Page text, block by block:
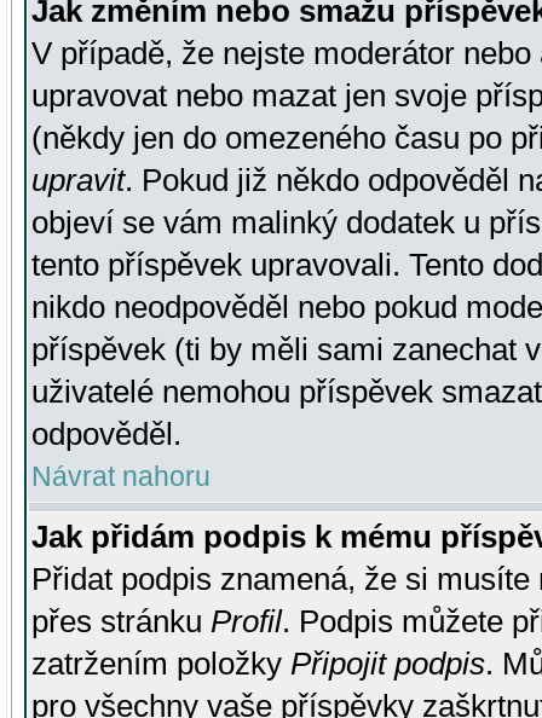
Jak změním nebo smažu
V případě, že nejste moderátor
upravovat nebo mazat jen svoje
(někdy jen do omezeného času po
upravit. Pokud již někdo odpověděl
objeví se vám malinký dodatek u
tento příspěvek upravovali. Tento
nikdo neodpověděl nebo pokud
příspěvek (ti by měli sami zanechat
uživatelé nemohou příspěvek
odpověděl.
Návrat nahoru
Jak přidám podpis k mému
Přidat podpis znamená, že si
přes stránku Profil. Podpis můžete
zatržením položky Připojit podpis.
pro všechny vaše příspěvky